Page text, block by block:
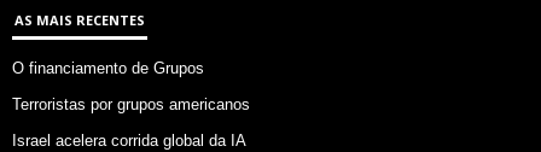
AS MAIS RECENTES
O financiamento de Grupos
Terroristas por grupos americanos
Israel acelera corrida global da IA